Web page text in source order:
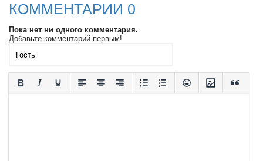
КОММЕНТАРИИ 0
Пока нет ни одного комментария.
Добавьте комментарий первым!